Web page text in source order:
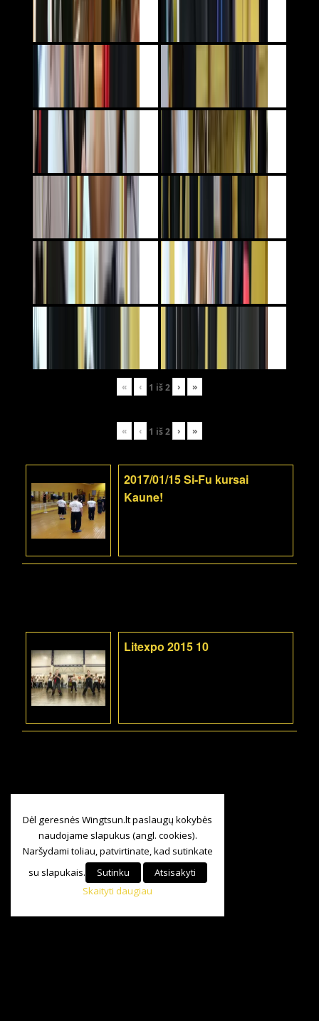
« ‹ 1 iš2 › »
« ‹ 1 iš2 › »
2017/01/15 Si-Fu kursai
Kaune!
Litexpo 2015 10
Dėl geresnės Wingtsun.lt paslaugų kokybės
naudojame slapukus (angl. cookies).
Naršydami toliau, patvirtinate, kad sutinkate
su slapukais.
Sutinku
Atsisakyti
Skaityti daugiau